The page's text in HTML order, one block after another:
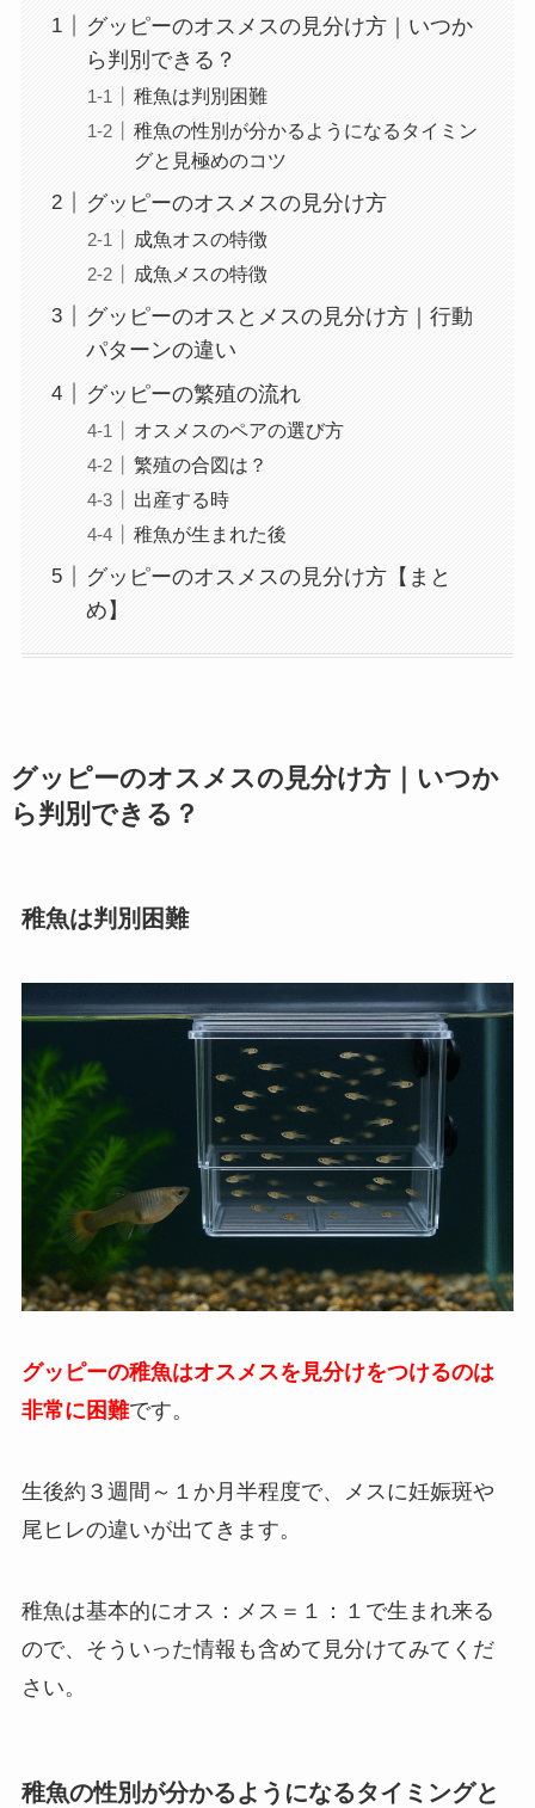
グッピーのオスメスの見分け方｜いつか
ら判別できる？
稚魚は判別困難
稚魚の性別が分かるようになるタイミン
グと見極めのコツ
グッピーのオスメスの見分け方
成魚オスの特徴
成魚メスの特徴
グッピーのオスとメスの見分け方｜行動
パターンの違い
グッピーの繁殖の流れ
オスメスのペアの選び方
繁殖の合図は？
出産する時
稚魚が生まれた後
グッピーのオスメスの見分け方【まと
め】
グッピーのオスメスの見分け方｜いつか
ら判別できる？
稚魚は判別困難
グッピーの稚魚はオスメスを見分けをつけるのは
非常に困難です。
生後約３週間～１か月半程度で、メスに妊娠斑や
尾ヒレの違いが出てきます。
稚魚は基本的にオス：メス＝１：１で生まれ来る
ので、そういった情報も含めて見分けてみてくだ
さい。
稚魚の性別が分かるようになるタイミングと